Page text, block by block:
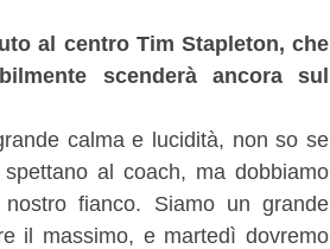
al centro Tim Stapleton, che
scenderà ancora sul
calma e lucidità, non so se
al coach, ma dobbiamo
fianco. Siamo un grande
il massimo, e martedì dovremo